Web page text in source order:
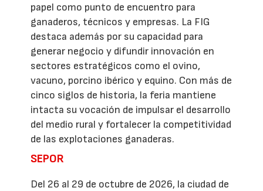
papel como punto de encuentro para
ganaderos, técnicos y empresas. La FIG
destaca además por su capacidad para
generar negocio y difundir innovación en
sectores estratégicos como el ovino,
vacuno, porcino ibérico y equino. Con más de
cinco siglos de historia, la feria mantiene
intacta su vocación de impulsar el desarrollo
del medio rural y fortalecer la competitividad
de las explotaciones ganaderas.
SEPOR
Del 26 al 29 de octubre de 2026, la ciudad de